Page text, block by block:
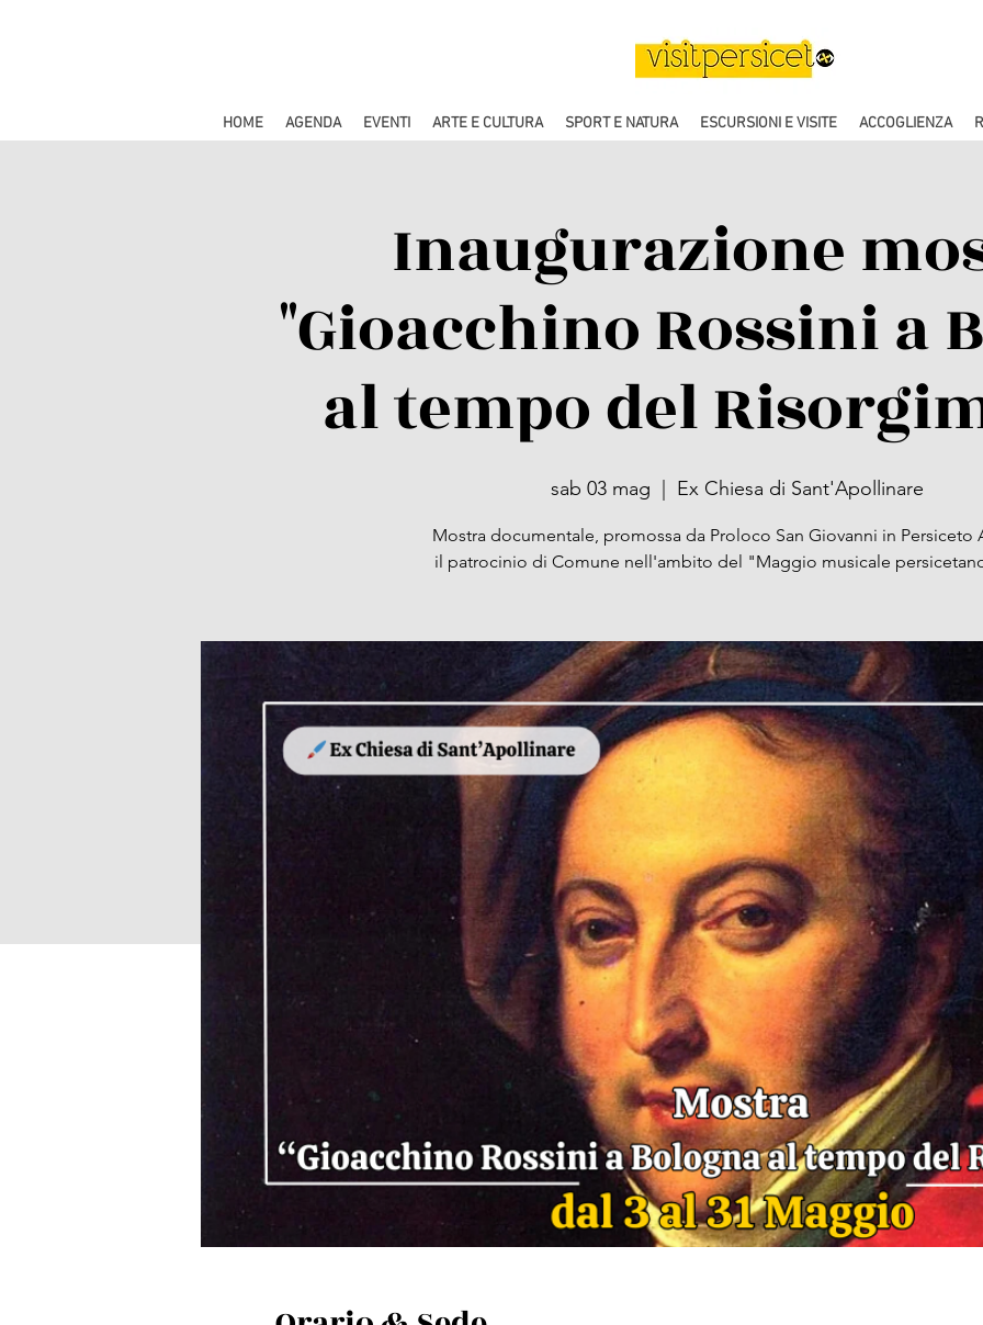
HOME AGENDA EVENTI ARTE E CULTURA SPORT E NATURA ESCURSIONI E VISITE ACCOGLIENZA
Inaugurazione
"Gioacchino Rossini a
al tempo del
sab 03 mag Ex Chiesa di Sant'Apollinare
Mostra documentale, promossa da Proloco San Giovanni in Persiceto
il patrocinio di Comune nell'ambito del "Maggio musicale